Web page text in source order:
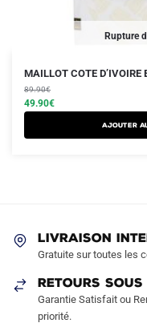
Rupture
MAILLOT COTE D’IVOIRE
89.90€
Le
prix
initial
était :
49.90€
Le
prix
actuel
est :
AJOUTER
Ce
produit
a
choisies
la
page
LIVRAISON
Gratuite sur toutes les
RETOURS
Garantie Satisfait ou
priorité.